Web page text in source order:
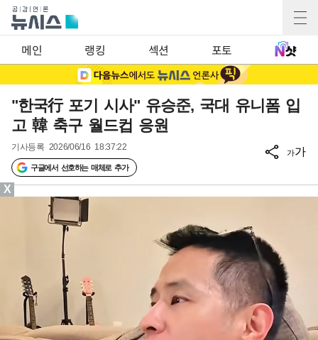
메인 랭킹 섹션 포토
"한국行 포기 시사" 유승준, 국대 유니폼 입
고 韓 축구 월드컵 응원
기사등록 2026/06/16 18:37:22
구글에서 선호하는 매체로 추가
가가
X